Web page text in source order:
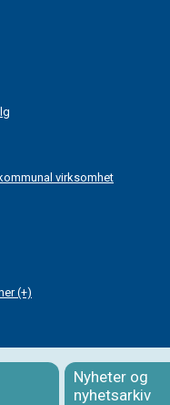
virksomhet
(+)
Nyheter og
nyhetsarkiv